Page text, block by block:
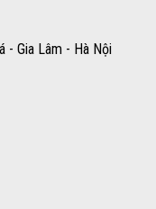
- Gia Lâm - Hà Nội